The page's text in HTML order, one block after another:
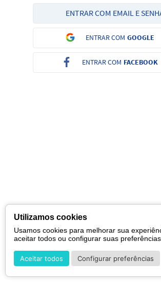
ENTRAR COM EMAIL E
ENTRAR COM GOOGLE
ENTRAR COM FACEBOOK
Utilizamos cookies
Usamos cookies para melhorar sua
aceitar todos ou configurar suas preferências.
Aceitar todos Configurar preferências